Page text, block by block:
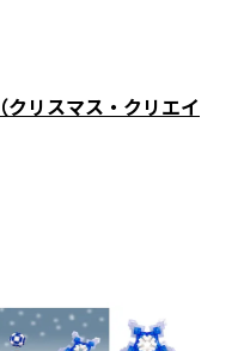
（クリスマス・クリエイ